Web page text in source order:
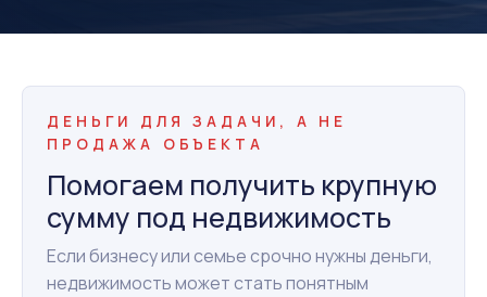
ДЕНЬГИ ДЛЯ ЗАДАЧИ, А НЕ
ПРОДАЖА ОБЪЕКТА
Помогаем получить крупную
сумму под недвижимость
Если бизнесу или семье срочно нужны деньги,
недвижимость может стать понятным